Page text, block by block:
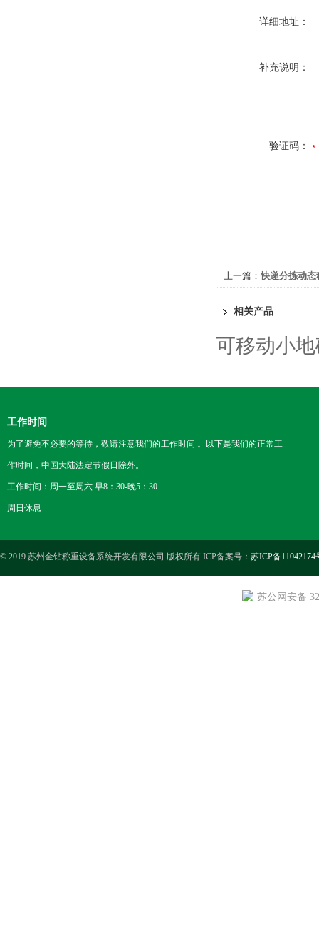
详细地址：
补充说明：
验证码：
上一篇：快递分拣动态
相关产品
可移动小
工作时间
为了避免不必要的等待，敬请注意我们的工作时间 。以下是我们的正常工
作时间，中国大陆法定节假日除外。
工作时间：周一至周六 早8：30-晚5：30
周日休息
© 2019 苏州金钻称重设备系统开发有限公司 版权所有 ICP备案号： 苏ICP备11042174
苏公网安备